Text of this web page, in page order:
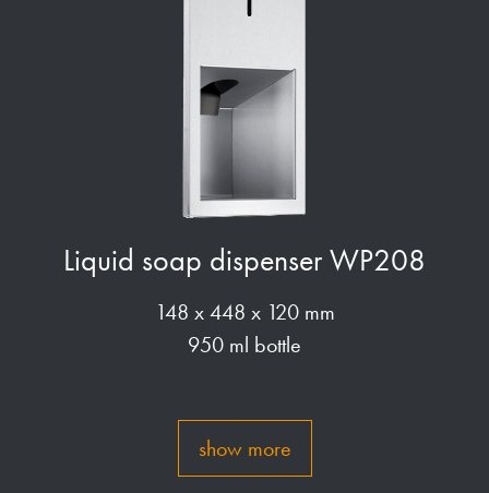
Liquid soap dispenser WP208
148 x 448 x 120 mm
950 ml bottle
show more